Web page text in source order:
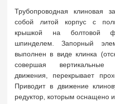
Трубопроводная клиновая
собой литой корпус с
крышкой на болтовой
шпинделем. Запорный
выполнен в виде клинка
совершая вертикальные
движения, перекрывает
Приводит в движение
редуктор, которым оснащено